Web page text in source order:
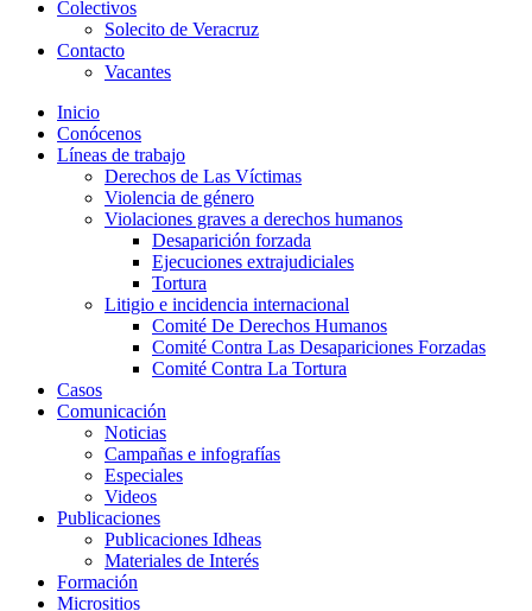
Colectivos
Solecito de Veracruz
Contacto
Vacantes
Inicio
Conócenos
Líneas de trabajo
Derechos de Las Víctimas
Violencia de género
Violaciones graves a derechos humanos
Desaparición forzada​
Ejecuciones extrajudiciales
Tortura
Litigio e incidencia internacional
Comité De Derechos Humanos​
Comité Contra Las Desapariciones Forzadas
Comité Contra La Tortura​
Casos
Comunicación
Noticias
Campañas e infografías
Especiales
Videos
Publicaciones
Publicaciones Idheas
Materiales de Interés
Formación
Micrositios